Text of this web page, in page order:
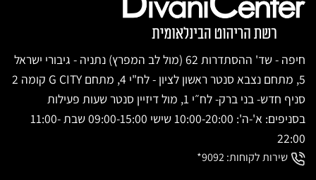
חיפה - שד' ההסתדרות 62 (מול לב המפרץ) נתניה - גיבורי ישראל
5, מתחם נצבא סנטר ראשון לציון - לח"י 4, מתחם G CITY קומה 2
סניף חדש- בני ברק- לח״י 1, מול דיזיין סנטר שעות פעילות
בסניפים: א'-ה': 10:00-20:00 שישי 09:00-15:00 שבת 11:00-
22:00
שירות לקוחות:9092*